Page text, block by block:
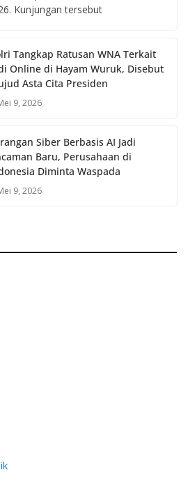
Kunjungan tersebut
Tangkap Ratusan WNA Terkait
Online di Hayam Wuruk, Disebut
Asta Cita Presiden
9, 2026
Siber Berbasis AI Jadi
Baru, Perusahaan di
Diminta Waspada
9, 2026